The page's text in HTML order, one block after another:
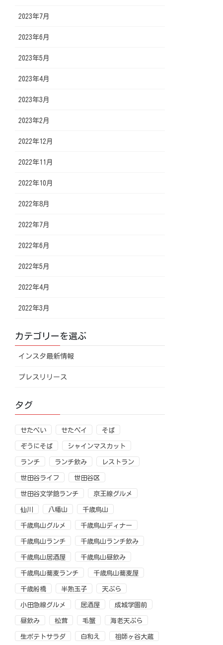
2023年7月
2023年6月
2023年5月
2023年4月
2023年3月
2023年2月
2022年12月
2022年11月
2022年10月
2022年8月
2022年7月
2022年6月
2022年5月
2022年4月
2022年3月
カテゴリーを選ぶ
インスタ最新情報
プレスリリース
タグ
せたぺい せたペイ そば
ぞうにそば シャインマスカット
ランチ ランチ飲み レストラン
世田谷ライフ 世田谷区
世田谷文学館ランチ 京王線グルメ
仙川 八幡山 千歳烏山
千歳烏山グルメ 千歳烏山ディナー
千歳烏山ランチ 千歳烏山ランチ飲み
千歳烏山居酒屋 千歳烏山昼飲み
千歳烏山蕎麦ランチ 千歳烏山蕎麦屋
千歳船橋 半熟玉子 天ぷら
小田急線グルメ 居酒屋 成城学園前
昼飲み 松茸 毛蟹 海老天ぷら
生ポテトサラダ 白和え 祖師ヶ谷大蔵